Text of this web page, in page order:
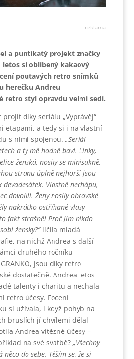
reklama
a puntíkatý projekt značky
letos si oblíbený kakaový
poutavých retro snímků
herečku Andreu
retro styl opravdu velmi sedí.
projít díky seriálu „Vyprávěj“
etapami, a tedy si i na vlastní
s nimi spojenou. „Seriál
a ty mě hodně baví. Linky,
ženská, nosily se minisukně,
stranu úplně nejhorší jsou
devadesátek. Vlastně nechápu,
dovolili. Ženy nosily obrovské
nakrátko ostříhané vlasy
fakt strašně! Proč jim nikdo
žensky?“ líčila mladá
na nichž Andrea s další
druhého ročníku
jsou díky retro
dostatečně. Andrea letos
talenty i charitu a nechala
retro účesy. Focení
si užívala, i když pohyb na
bruslích jí chvílemi dělal
Andrea vítězné účesy –
na své svatbě? „Všechny
něco do sebe. Těším se, že si